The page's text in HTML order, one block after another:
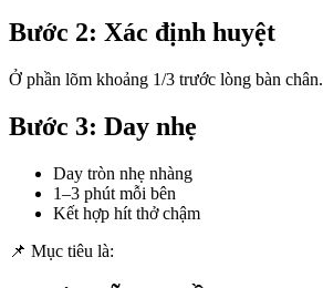
Bước 2: Xác định huyệt
Ở phần lõm khoảng 1/3 trước lòng bàn chân.
Bước 3: Day nhẹ
Day tròn nhẹ nhàng
1–3 phút mỗi bên
Kết hợp hít thở chậm
📌 Mục tiêu là: